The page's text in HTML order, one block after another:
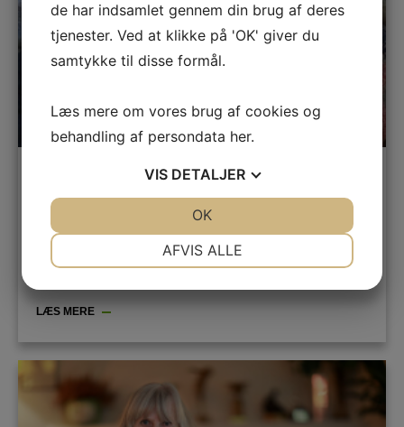
Michala Petri & Lars Hannibal
Erindringer Musikalske foredrag
LÆS MERE
de har indsamlet gennem din brug af deres
tjenester. Ved at klikke på 'OK' giver du
samtykke til disse formål.
Læs mere om vores brug af cookies og
behandling af persondata her.
VIS DETALJER
AFVIS ALLE
OK